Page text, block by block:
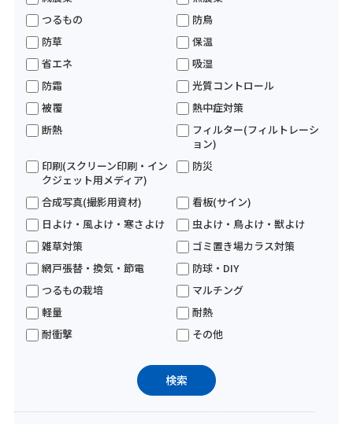
つるもの
防鳥
防草
保温
省エネ
吸湿
防霜
光質コントロール
被覆
熱中症対策
断熱
フィルター(フィルトレーシ
ョン)
印刷(スクリーン印刷・イン
クジェット用メディア)
防災
合成写真(撮影用資材)
看板(サイン)
日よけ・風よけ・寒さよけ
虫よけ・鳥よけ・獣よけ
雑草対策
ゴミ置き場カラス対策
網戸張替・換気・節電
防球・DIY
つるもの栽培
マルチング
軽量
耐熱
耐衝撃
その他